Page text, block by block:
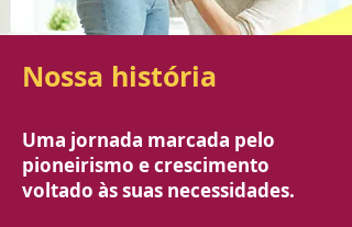
Nossa história
Uma jornada marcada pelo
pioneirismo e crescimento
voltado às suas necessidades.